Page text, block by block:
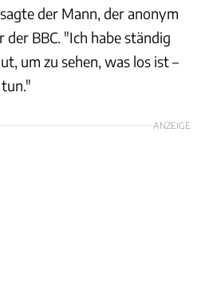
der Mann, der anonym
BBC. "Ich habe ständig
um zu sehen, was los ist –
ANZEIGE